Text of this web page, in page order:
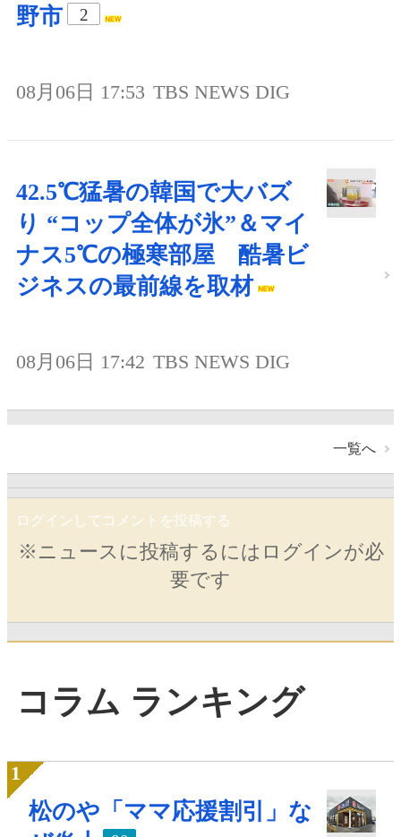
野市
2
08月06日 17:53 TBS NEWS DIG
42.5℃猛暑の韓国で大バズ
り “コップ全体が氷”＆マイ
ナス5℃の極寒部屋 酷暑ビ
ジネスの最前線を取材
08月06日 17:42 TBS NEWS DIG
一覧へ
ログインしてコメントを投稿する
※ニュースに投稿するにはログインが必
要です
コラム ランキング
松のや「ママ応援割引」な